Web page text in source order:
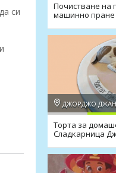
си
Почистване на
машинно пране
ДЖОРДЖО
Торта за
Сладкарница